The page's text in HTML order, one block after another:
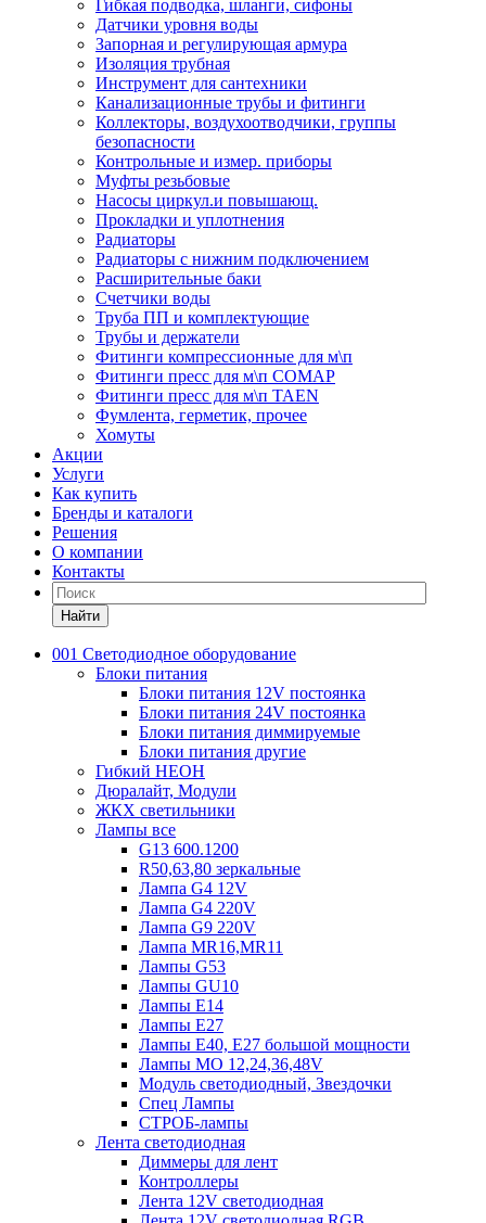
Гибкая подводка, шланги, сифоны
Датчики уровня воды
Запорная и регулирующая армура
Изоляция трубная
Инструмент для сантехники
Канализационные трубы и фитинги
Коллекторы, воздухоотводчики, группы
безопасности
Контрольные и измер. приборы
Муфты резьбовые
Насосы циркул.и повышающ.
Прокладки и уплотнения
Радиаторы
Радиаторы с нижним подключением
Расширительные баки
Счетчики воды
Труба ПП и комплектующие
Трубы и держатели
Фитинги компрессионные для м\п
Фитинги пресс для м\п COMAP
Фитинги пресс для м\п TAEN
Фумлента, герметик, прочее
Хомуты
Акции
Услуги
Как купить
Бренды и каталоги
Решения
О компании
Контакты
Найти
001 Светодиодное оборудование
Блоки питания
Блоки питания 12V постоянка
Блоки питания 24V постоянка
Блоки питания диммируемые
Блоки питания другие
Гибкий НЕОН
Дюралайт, Модули
ЖКХ светильники
Лампы все
G13 600.1200
R50,63,80 зеркальные
Лампа G4 12V
Лампа G4 220V
Лампа G9 220V
Лампа MR16,MR11
Лампы G53
Лампы GU10
Лампы Е14
Лампы Е27
Лампы Е40, Е27 большой мощности
Лампы МО 12,24,36,48V
Модуль светодиодный, Звездочки
Спец Лампы
СТРОБ-лампы
Лента светодиодная
Диммеры для лент
Контроллеры
Лента 12V светодиодная